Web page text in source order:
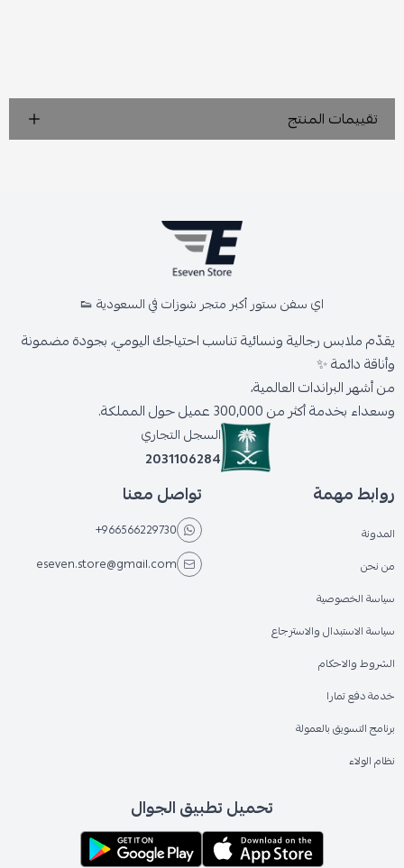
تقييمات المنتج
اي سفن ستور أكبر متجر شوزات في السعودية 👟
يقدّم ملابس رجالية ونسائية تناسب احتياجك اليومي، بجودة مضمونة
وأناقة دائمة ✨
من أشهر البراندات العالمية،
وسعداء بخدمة أكثر من 300,000 عميل حول المملكة.
السجل التجاري
2031106284
روابط مهمة
المدونة
من نحن
سياسة الخصوصية
سياسة الاستبدال والاسترجاع
الشروط والاحكام
خدمة دفع تمارا
برنامج التسويق بالعمولة
نظام الولاء
تواصل معنا
+966566229730
eseven.store@gmail.com
تحميل تطبيق الجوال